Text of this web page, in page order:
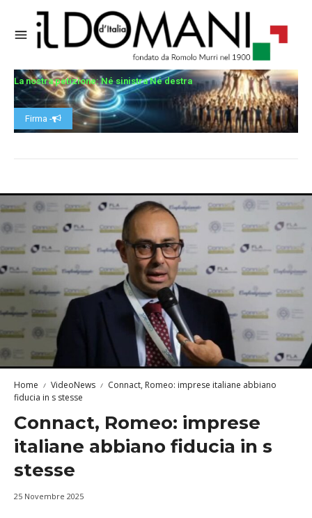
La nostra petizione: Né sinistra Né destra
Firma -
Home VideoNews
Connact, Romeo: imprese italiane abbiano
fiducia in s stesse
Connact, Romeo: imprese
italiane abbiano fiducia in s
stesse
25 Novembre 2025